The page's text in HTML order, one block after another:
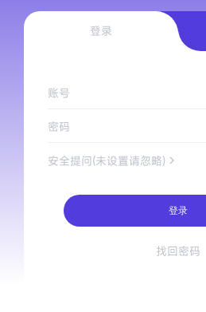
登录
账号
密码
安全提问(未设置请忽略)
登录
找回密码